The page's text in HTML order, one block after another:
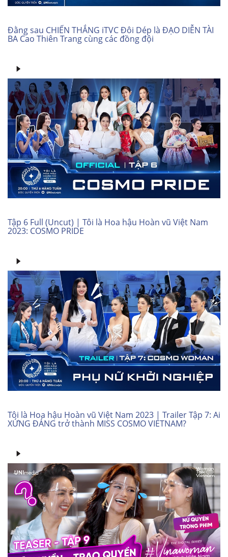
Đằng sau CHIẾN THẮNG iTVC Đôi Dép là ĐẠO DIỄN TÀI
BA Cao Thiên Trang cùng các đồng đội
Tập 6 Full (Uncut) | Tôi là Hoa hậu Hoàn vũ Việt Nam
2023: COSMO PRIDE
Tôi là Hoa hậu Hoàn vũ Việt Nam 2023 | Trailer Tập 7: Ai
XỨNG ĐÁNG trở thành MISS COSMO VIETNAM?